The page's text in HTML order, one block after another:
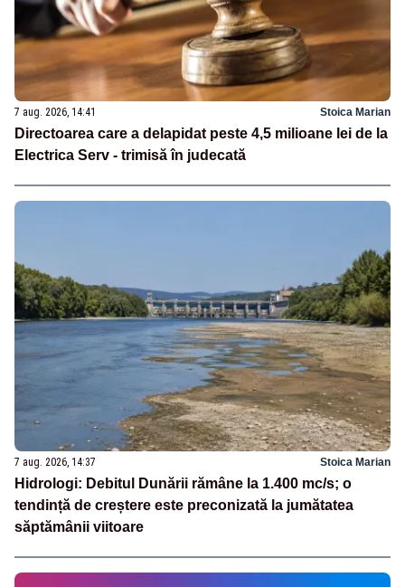
7 aug. 2026, 14:41 Stoica Marian
Directoarea care a delapidat peste 4,5 milioane lei de la
Electrica Serv - trimisă în judecată
7 aug. 2026, 14:37 Stoica Marian
Hidrologi: Debitul Dunării rămâne la 1.400 mc/s; o
tendință de creștere este preconizată la jumătatea
săptămânii viitoare